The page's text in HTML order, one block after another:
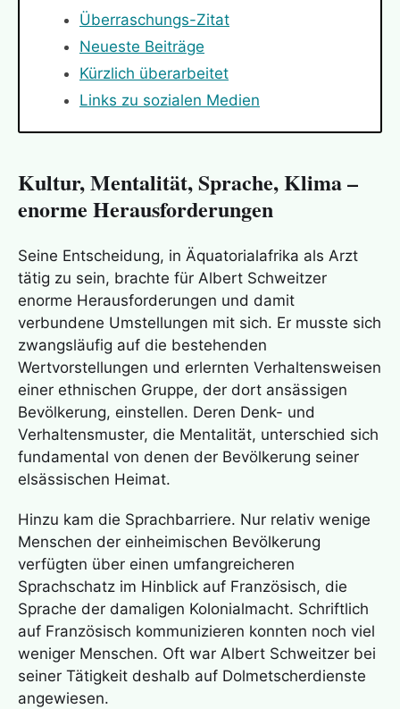
Überraschungs-Zitat
Neueste Beiträge
Kürzlich überarbeitet
Links zu sozialen Medien
Kultur, Mentalität, Sprache, Klima –
enorme Herausforderungen
Seine Entscheidung, in Äquatorialafrika als Arzt
tätig zu sein, brachte für Albert Schweitzer
enorme Herausforderungen und damit
verbundene Umstellungen mit sich. Er musste sich
zwangsläufig auf die bestehenden
Wertvorstellungen und erlernten Verhaltensweisen
einer ethnischen Gruppe, der dort ansässigen
Bevölkerung, einstellen. Deren Denk- und
Verhaltensmuster, die Mentalität, unterschied sich
fundamental von denen der Bevölkerung seiner
elsässischen Heimat.
Hinzu kam die Sprachbarriere. Nur relativ wenige
Menschen der einheimischen Bevölkerung
verfügten über einen umfangreicheren
Sprachschatz im Hinblick auf Französisch, die
Sprache der damaligen Kolonialmacht. Schriftlich
auf Französisch kommunizieren konnten noch viel
weniger Menschen. Oft war Albert Schweitzer bei
seiner Tätigkeit deshalb auf Dolmetscherdienste
angewiesen.